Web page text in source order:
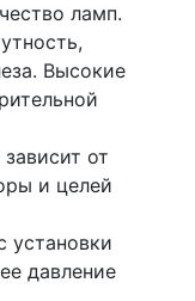
ламп.
Высокие
зависит от
и целей
установки
давление